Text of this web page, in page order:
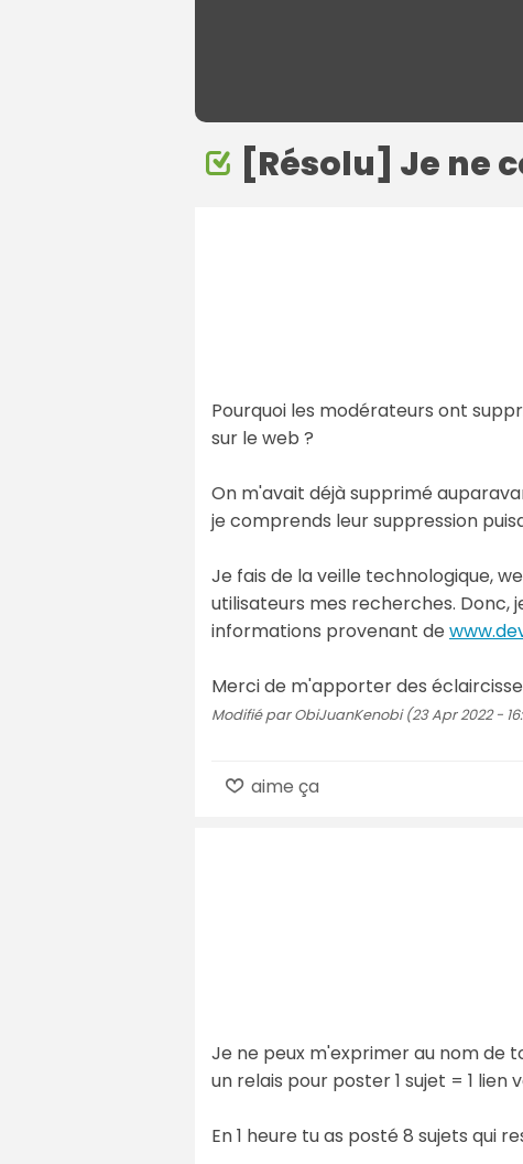
[Résolu] Je ne
Pourquoi les modérateurs ont
sur le web ?
On m'avait déjà supprimé
je comprends leur suppression
Je fais de la veille technologique,
utilisateurs mes recherches. Donc,
informations provenant de
Merci de m'apporter des
Modifié par ObiJuanKenobi (23 Apr 2022 -
aime ça
Je ne peux m'exprimer au nom de
un relais pour poster 1 sujet = 1 lien
En 1 heure tu as posté 8 sujets qui